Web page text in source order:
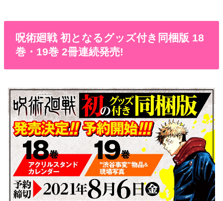
呪術廻戦 初となるグッズ付き同梱版 18
巻・19巻 2冊連続発売!